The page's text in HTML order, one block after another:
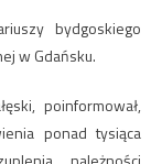
bydgoskiego
w Gdańsku.
poinformował,
ponad tysiąca